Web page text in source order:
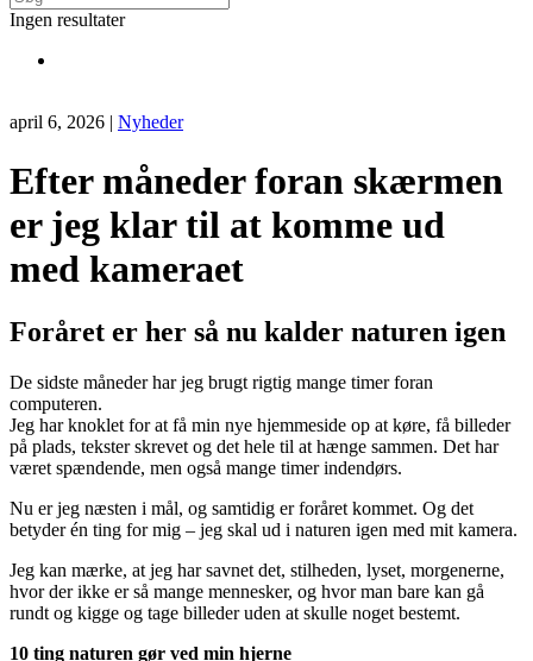
Ingen resultater
april 6, 2026 | Nyheder
Efter måneder foran skærmen
er jeg klar til at komme ud
med kameraet
Foråret er her så nu kalder naturen igen
De sidste måneder har jeg brugt rigtig mange timer foran
computeren.
Jeg har knoklet for at få min nye hjemmeside op at køre, få billeder
på plads, tekster skrevet og det hele til at hænge sammen. Det har
været spændende, men også mange timer indendørs.
Nu er jeg næsten i mål, og samtidig er foråret kommet. Og det
betyder én ting for mig – jeg skal ud i naturen igen med mit kamera.
Jeg kan mærke, at jeg har savnet det, stilheden, lyset, morgenerne,
hvor der ikke er så mange mennesker, og hvor man bare kan gå
rundt og kigge og tage billeder uden at skulle noget bestemt.
10 ting naturen gør ved min hjerne